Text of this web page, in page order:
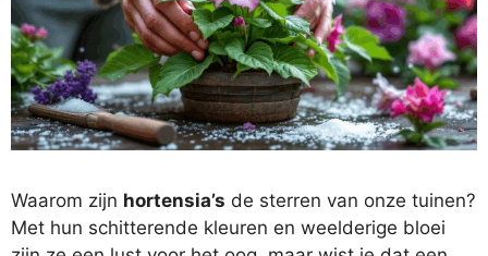
Waarom zijn hortensia’s de sterren van onze tuinen?
Met hun schitterende kleuren en weelderige bloei